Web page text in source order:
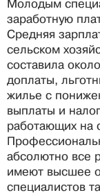
Молодым
заработную
Средняя
сельском
составила
доплаты,
жилье с
выплаты и
работающих на
абсолютно все
имеют высшее
специалистов